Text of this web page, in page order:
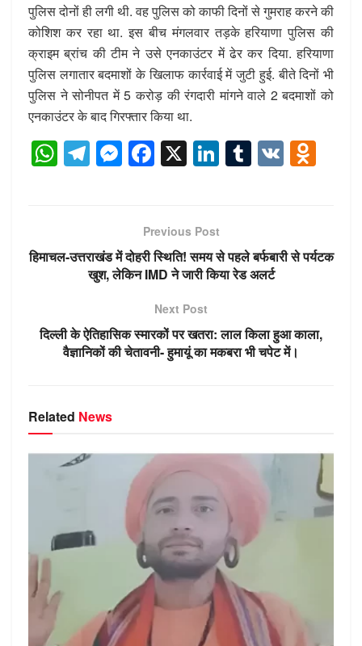
पुलिस दोनों ही लगी थी. वह पुलिस को काफी दिनों से गुमराह करने की
कोशिश कर रहा था. इस बीच मंगलवार तड़के हरियाणा पुलिस की
क्राइम ब्रांच की टीम ने उसे एनकाउंटर में ढेर कर दिया. हरियाणा
पुलिस लगातार बदमाशों के खिलाफ कार्रवाई में जुटी हुई. बीते दिनों भी
पुलिस ने सोनीपत में 5 करोड़ की रंगदारी मांगने वाले 2 बदमाशों को
एनकाउंटर के बाद गिरफ्तार किया था.
W
h
A
T
el
a
m
M
e
n
g
F
a
e
b
o
o
k
X Li
n
dI
n
T
u
r
V
K
kl
ni
Previous Post
हिमाचल-उत्तराखंड में दोहरी स्थिति! समय से पहले बर्फबारी से पर्यटक
खुश, लेकिन IMD ने जारी किया रेड अलर्ट
Next Post
दिल्ली के ऐतिहासिक स्मारकों पर खतरा: लाल किला हुआ काला,
वैज्ञानिकों की चेतावनी- हुमायूं का मकबरा भी चपेट में।
Related News